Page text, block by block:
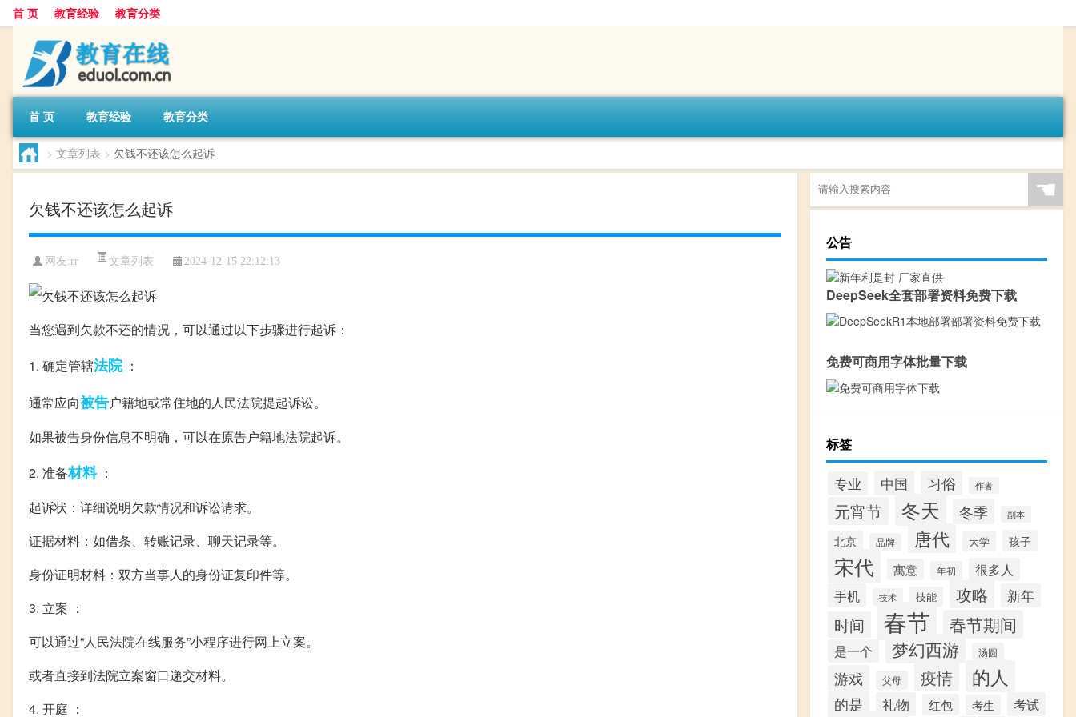
首 页 教育经验 教育分类
首 页 教育经验 教育分类
> 文章列表 > 欠钱不还该怎么起诉
欠钱不还该怎么起诉
网友:rr 文章列表 2024-12-15 22:12:13
当您遇到欠款不还的情况，可以通过以下步骤进行起诉：
1. 确定管辖法院：
通常应向被告户籍地或常住地的人民法院提起诉讼。
如果被告身份信息不明确，可以在原告户籍地法院起诉。
2. 准备材料：
起诉状：详细说明欠款情况和诉讼请求。
证据材料：如借条、转账记录、聊天记录等。
身份证明材料：双方当事人的身份证复印件等。
3. 立案 ：
可以通过“人民法院在线服务”小程序进行网上立案。
或者直接到法院立案窗口递交材料。
4. 开庭 ：
☚
公告
DeepSeek全套部署资料免费下载
免费可商用字体批量下载
标签
专业 中国 习俗 作者
元宵节 冬天 冬季 副本
北京 品牌 唐代 大学 孩子
宋代 寓意 年初 很多人
手机 技术 技能 攻略 新年
时间 春节 春节期间
是一个 梦幻西游 汤圆
游戏 父母 疫情 的人
的是 礼物 红包 考生 考试